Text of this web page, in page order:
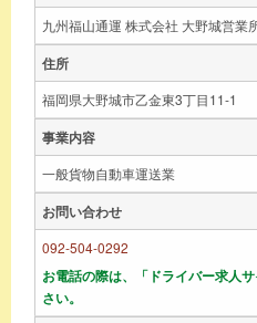
九州福山通運 株式会社 大野城営業
住所
福岡県大野城市乙金東3丁目11-1
事業内容
一般貨物自動車運送業
お問い合わせ
092-504-0292
お電話の際は、「ドライバー求人
さい。